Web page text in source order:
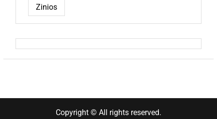
Zinios
Copyright © All rights reserved.